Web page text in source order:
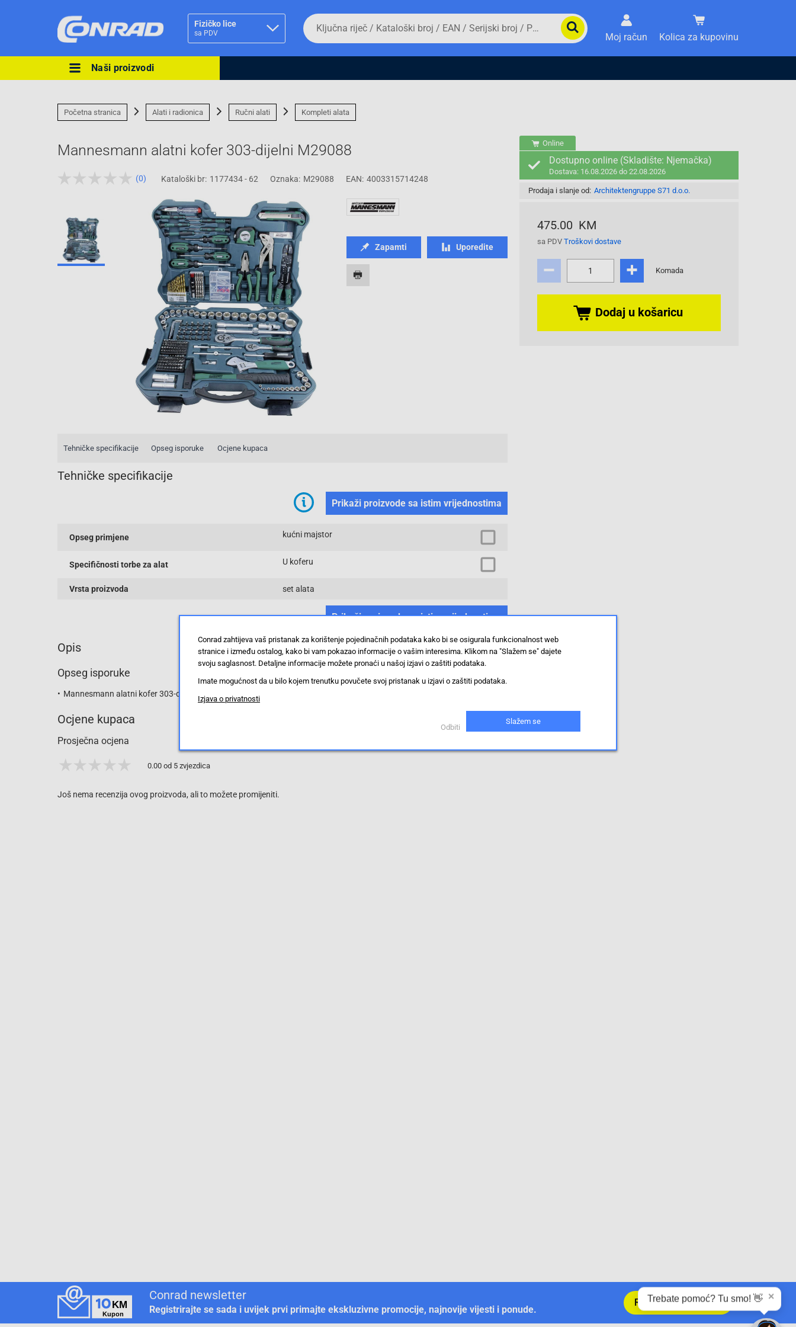
Fizičko lice
sa PDV
Ova postavka prilagođava asortiman proizvoda i
Pravno lice Fizičko lice
Da
biste
potražili
proizvod,
broj,
EAN
serijski
broj
Moj račun Kolica za kupovinu
Naši proizvodi
Početna stranica Alati i radionica Ručni alati Kompleti alata
Mannesmann alatni kofer 303-dijelni M29088
(0) Kataloški br: 1177434 - 62 Oznaka: M29088 EAN: 4003315714248
Online
Dostupno online (Skladište: Njemačka)
Dostava: 16.08.2026 do 22.08.2026
Prodaja i slanje od: Architektengruppe S71 d.o.o.
475.00 KM
sa PDV Troškovi dostave
Komada
Dodaj u košaricu
Zapamti Uporedite
Tehničke specifikacije Opseg isporuke Ocjene kupaca
Tehničke specifikacije
Prikaži proizvode sa istim vrijednostima
Opseg primjene kućni majstor
Specifičnosti torbe za alat U koferu
Vrsta proizvoda set alata
Prikaži proizvode sa istim vrijednostima
Opis
Opseg isporuke
Mannesmann alatni kofer 303-dijelni M29088
Ocjene kupaca
Prosječna ocjena
0.00 od 5 zvjezdica
Još nema recenzija ovog proizvoda, ali to možete promijeniti.
Conrad newsletter
Registrirajte se sada i uvijek prvi primajte ekskluzivne promocije, najnovije vijesti i ponude.
Registrirajte se sada
Conrad zahtijeva vaš pristanak za korištenje pojedinačnih podataka kako bi se osigurala funkcionalnost web
stranice i između ostalog, kako bi vam pokazao informacije o vašim interesima. Klikom na "Slažem se" dajete
svoju saglasnost. Detaljne informacije možete pronaći u našoj izjavi o zaštiti podataka.
Imate mogućnost da u bilo kojem trenutku povučete svoj pristanak u izjavi o zaštiti podataka.
Izjava o privatnosti
Odbiti
Slažem se
Trebate pomoć? Tu smo! 👋 ✕